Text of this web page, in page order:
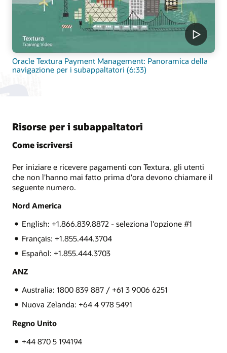
Oracle Textura Payment Management: Panoramica della
navigazione per i subappaltatori (6:33)
Risorse per i subappaltatori
Come iscriversi
Per iniziare e ricevere pagamenti con Textura, gli utenti
che non l'hanno mai fatto prima d'ora devono chiamare il
seguente numero.
Nord America
English: +1.866.839.8872 - seleziona l'opzione #1
Français: +1.855.444.3704
Español: +1.855.444.3703
ANZ
Australia: 1800 839 887 / +61 3 9006 6251
Nuova Zelanda: +64 4 978 5491
Regno Unito
+44 870 5 194194